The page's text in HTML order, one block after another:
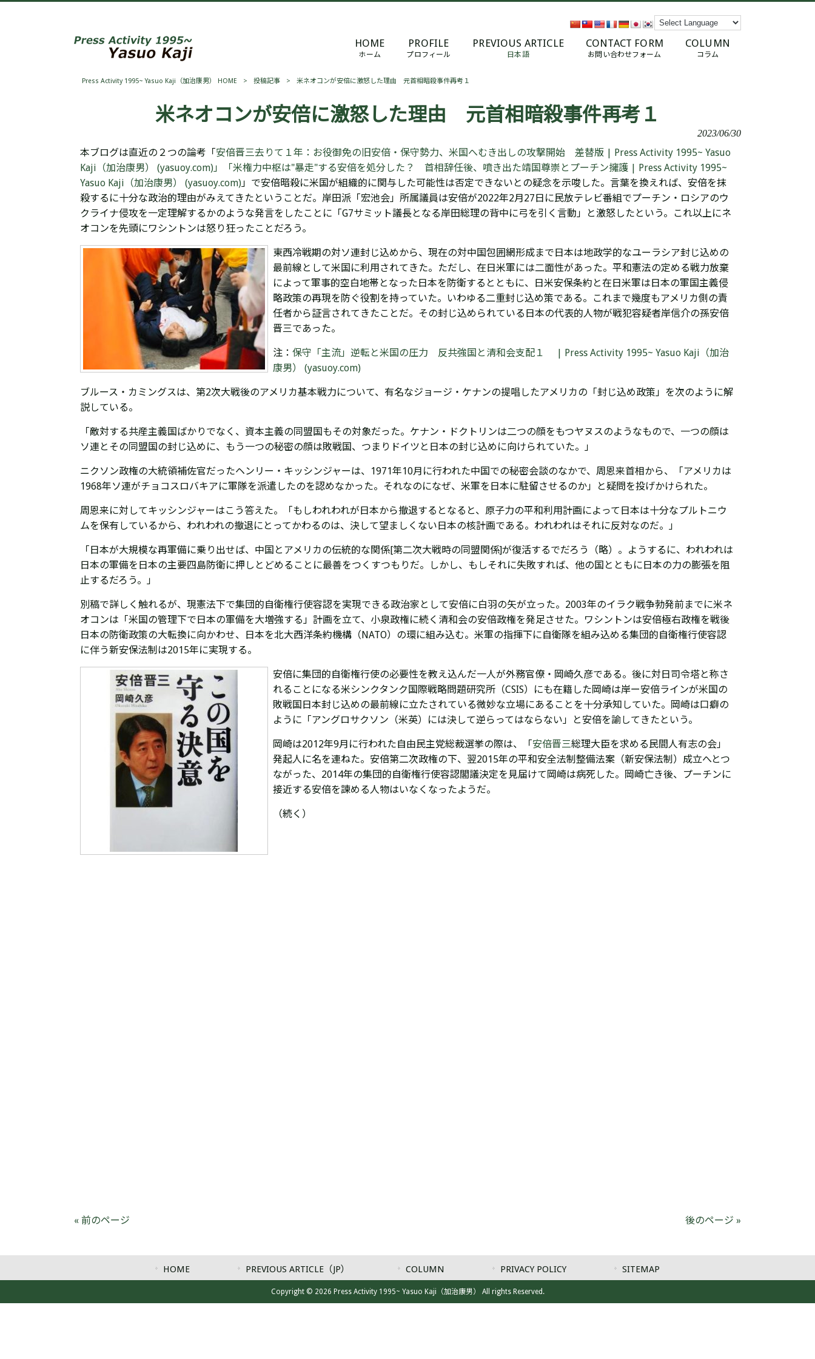
HOME
ホーム
PROFILE
プロフィール
PREVIOUS ARTICLE
日本語
CONTACT FORM
お問い合わせフォーム
COLUMN
コラム
Press Activity 1995~ Yasuo Kaji（加治康男） HOME > 投稿記事 > 米ネオコンが安倍に激怒した理由 元首相暗殺事件再考１
米ネオコンが安倍に激怒した理由 元首相暗殺事件再考１
2023/06/30
本ブログは直近の２つの論考「安倍晋三去りて１年：お役御免の旧安倍・保守勢力、米国へむき出しの攻撃開始 差替版 | Press Activity 1995~ Yasuo
Kaji（加治康男） (yasuoy.com)」「米権力中枢は"暴走"する安倍を処分した？ 首相辞任後、噴き出た靖国尊崇とプーチン擁護 | Press Activity 1995~
Yasuo Kaji（加治康男） (yasuoy.com)」で安倍暗殺に米国が組織的に関与した可能性は否定できないとの疑念を示唆した。言葉を換えれば、安倍を抹
殺するに十分な政治的理由がみえてきたということだ。岸田派「宏池会」所属議員は安倍が2022年2月27日に民放テレビ番組でプーチン・ロシアのウ
クライナ侵攻を一定理解するかのような発言をしたことに「G7サミット議長となる岸田総理の背中に弓を引く言動」と激怒したという。これ以上にネ
オコンを先頭にワシントンは怒り狂ったことだろう。
東西冷戦期の対ソ連封じ込めから、現在の対中国包囲網形成まで日本は地政学的なユーラシア封じ込めの
最前線として米国に利用されてきた。ただし、在日米軍には二面性があった。平和憲法の定める戦力放棄
によって軍事的空白地帯となった日本を防衛するとともに、日米安保条約と在日米軍は日本の軍国主義侵
略政策の再現を防ぐ役割を持っていた。いわゆる二重封じ込め策である。これまで幾度もアメリカ側の責
任者から証言されてきたことだ。その封じ込められている日本の代表的人物が戦犯容疑者岸信介の孫安倍
晋三であった。
注： 保守「主流」逆転と米国の圧力 反共強国と清和会支配１ | Press Activity 1995~ Yasuo Kaji（加治
康男） (yasuoy.com)
ブルース・カミングスは、第2次大戦後のアメリカ基本戦力について、有名なジョージ・ケナンの提唱したアメリカの「封じ込め政策」を次のように解
説している。
「敵対する共産主義国ばかりでなく、資本主義の同盟国もその対象だった。ケナン・ドクトリンは二つの顔をもつヤヌスのようなもので、一つの顔は
ソ連とその同盟国の封じ込めに、もう一つの秘密の顔は敗戦国、つまりドイツと日本の封じ込めに向けられていた。」
ニクソン政権の大統領補佐官だったヘンリー・キッシンジャーは、1971年10月に行われた中国での秘密会談のなかで、周恩来首相から、「アメリカは
1968年ソ連がチョコスロバキアに軍隊を派遣したのを認めなかった。それなのになぜ、米軍を日本に駐留させるのか」と疑問を投げかけられた。
周恩来に対してキッシンジャーはこう答えた。「もしわれわれが日本から撤退するとなると、原子力の平和利用計画によって日本は十分なプルトニウ
ムを保有しているから、われわれの撤退にとってかわるのは、決して望ましくない日本の核計画である。われわれはそれに反対なのだ。」
「日本が大規模な再軍備に乗り出せば、中国とアメリカの伝統的な関係[第二次大戦時の同盟関係]が復活するでだろう（略）。ようするに、われわれは
日本の軍備を日本の主要四島防衛に押しとどめることに最善をつくすつもりだ。しかし、もしそれに失敗すれば、他の国とともに日本の力の膨張を阻
止するだろう。」
別稿で詳しく触れるが、現憲法下で集団的自衛権行使容認を実現できる政治家として安倍に白羽の矢が立った。2003年のイラク戦争勃発前までに米ネ
オコンは「米国の管理下で日本の軍備を大増強する」計画を立て、小泉政権に続く清和会の安倍政権を発足させた。ワシントンは安倍極右政権を戦後
日本の防衛政策の大転換に向かわせ、日本を北大西洋条約機構（NATO）の環に組み込む。米軍の指揮下に自衛隊を組み込める集団的自衛権行使容認
に伴う新安保法制は2015年に実現する。
安倍に集団的自衛権行使の必要性を教え込んだ一人が外務官僚・岡崎久彦である。後に対日司令塔と称さ
れることになる米シンクタンク国際戦略問題研究所（CSIS）にも在籍した岡崎は岸ー安倍ラインが米国の
敗戦国日本封じ込めの最前線に立たされている微妙な立場にあることを十分承知していた。岡崎は口癖の
ように「アングロサクソン（米英）には決して逆らってはならない」と安倍を諭してきたという。
岡崎は2012年9月に行われた自由民主党総裁選挙の際は、「安倍晋三総理大臣を求める民間人有志の会」
発起人に名を連ねた。安倍第二次政権の下、翌2015年の平和安全法制整備法案（新安保法制）成立へとつ
ながった、 2014年の集団的自衛権行使容認閣議決定を見届けて岡崎は病死した。
岡崎亡き後、プーチンに
接近する安倍を諫める人物はいなくなったようだ。
（続く）
« 前のページ 後のページ »
HOME PREVIOUS ARTICLE（JP） COLUMN PRIVACY POLICY SITEMAP
Copyright © 2026 Press Activity 1995~ Yasuo Kaji（加治康男） All rights Reserved.